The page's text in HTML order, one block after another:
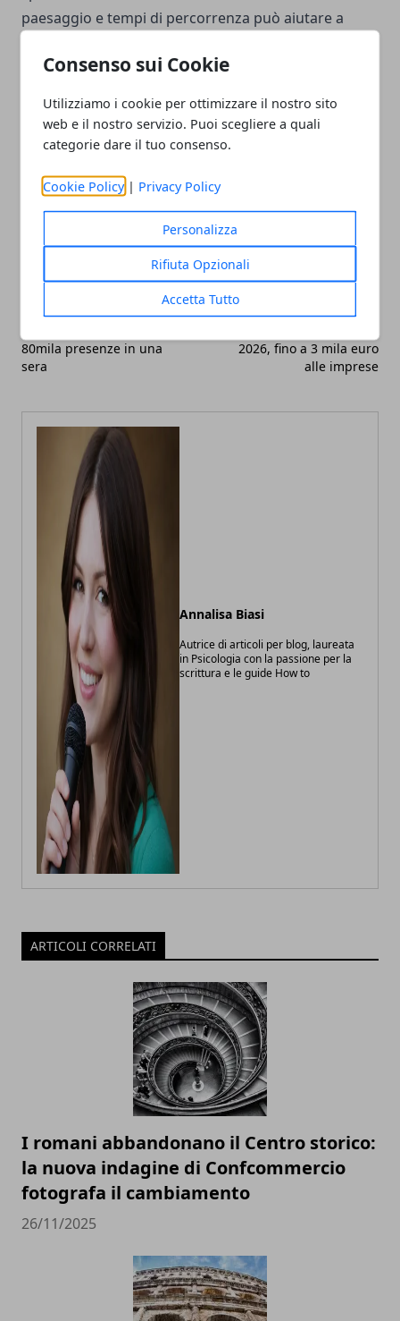
Consenso sui Cookie
Utilizziamo i cookie per ottimizzare il nostro sito
web e il nostro servizio. Puoi scegliere a quali
categorie dare il tuo consenso.
Cookie Policy | Privacy Policy
Personalizza
Rifiuta Opzionali
Accetta Tutto
paesaggio e tempi di percorrenza può aiutare a
dalla ricerca di risorse ai cambiamenti ambientali,
Facebook
TwitterWhatsapp
80mila presenze in una
sera
2026, fino a 3 mila euro
alle imprese
Annalisa Biasi
Autrice di articoli per blog, laureata
in Psicologia con la passione per la
scrittura e le guide How to
ARTICOLI CORRELATI
I romani abbandonano il Centro storico:
la nuova indagine di Confcommercio
fotografa il cambiamento
26/11/2025